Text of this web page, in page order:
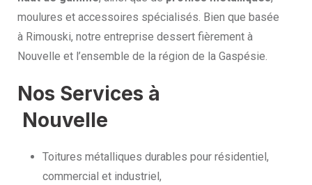
moulures et accessoires spécialisés. Bien que basée
à Rimouski, notre entreprise dessert fièrement à
Nouvelle et l’ensemble de la région de la Gaspésie.
Nos Services à
Nouvelle
Toitures métalliques durables pour résidentiel,
commercial et industriel,